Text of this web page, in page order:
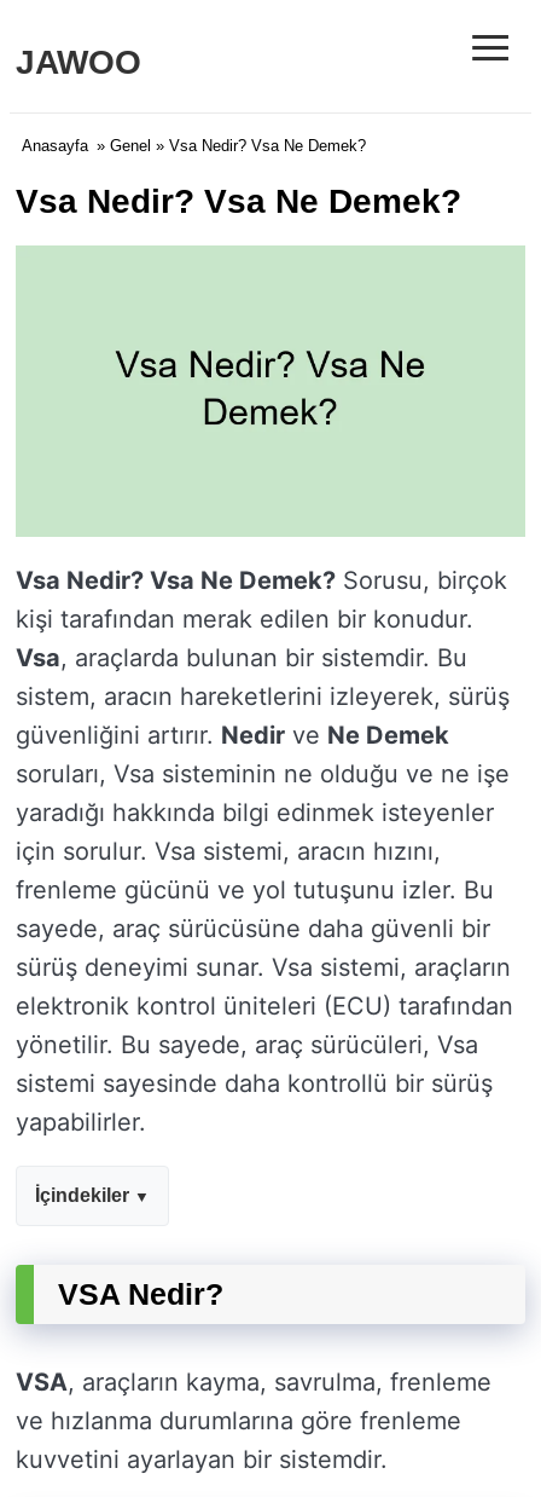
JAWOO ≡
Anasayfa » Genel » Vsa Nedir? Vsa Ne Demek?
Vsa Nedir? Vsa Ne Demek?
Vsa Nedir? Vsa Ne Demek? Sorusu, birçok
kişi tarafından merak edilen bir konudur.
Vsa, araçlarda bulunan bir sistemdir. Bu
sistem, aracın hareketlerini izleyerek, sürüş
güvenliğini artırır. Nedir ve Ne Demek
soruları, Vsa sisteminin ne olduğu ve ne işe
yaradığı hakkında bilgi edinmek isteyenler
için sorulur. Vsa sistemi, aracın hızını,
frenleme gücünü ve yol tutuşunu izler. Bu
sayede, araç sürücüsüne daha güvenli bir
sürüş deneyimi sunar. Vsa sistemi, araçların
elektronik kontrol üniteleri (ECU) tarafından
yönetilir. Bu sayede, araç sürücüleri, Vsa
sistemi sayesinde daha kontrollü bir sürüş
yapabilirler.
İçindekiler
VSA Nedir?
VSA, araçların kayma, savrulma, frenleme
ve hızlanma durumlarına göre frenleme
kuvvetini ayarlayan bir sistemdir.